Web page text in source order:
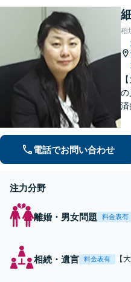
稻
の
済
電話でお問い合わせ
注力分野
離婚・男女問題 料金表有
相続・遺言 料金表有
【